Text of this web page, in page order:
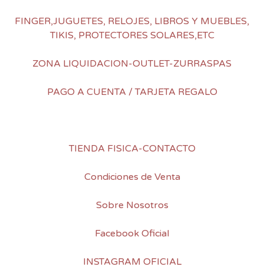
FINGER,JUGUETES, RELOJES, LIBROS Y MUEBLES,
TIKIS, PROTECTORES SOLARES,ETC
ZONA LIQUIDACION-OUTLET-ZURRASPAS
PAGO A CUENTA / TARJETA REGALO
TIENDA FISICA-CONTACTO
Condiciones de Venta
Sobre Nosotros
Facebook Oficial
INSTAGRAM OFICIAL